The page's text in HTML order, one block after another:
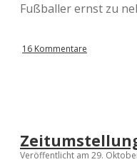
Fußballer ernst zu
16 Kommentare
Veröffentlicht am 29.